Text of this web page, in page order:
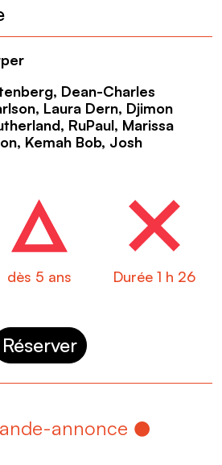
Dean-Charles
Laura Dern, Djimon
RuPaul, Marissa
Kemah Bob, Josh
dès 5 ans Durée 1 h 26
Réserver
annonce